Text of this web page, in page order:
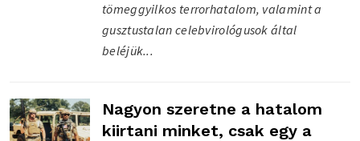
tömeggyilkos terrorhatalom, valamint a
gusztustalan celebvirológusok által
beléjük...
Nagyon szeretne a hatalom
kiirtani minket, csak egy a